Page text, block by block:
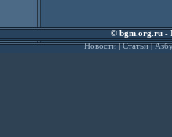
©bgm.org.ru-
Новости|Статьи|